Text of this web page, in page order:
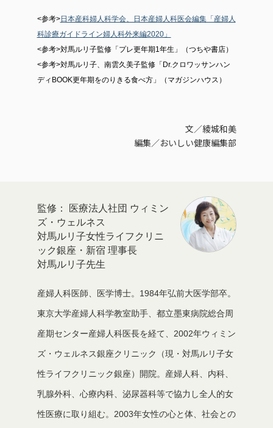
<参考>日本産科婦人科学会、日本産婦人科医会編集「産婦人
科診療ガイドライン婦人科外来編2020」
<参考>​​対馬ルリ子監修「プレ更年期1年生」（つちや書店）
<参考>対馬ルリ子、南雲久美子監修「Dr.クロワッサンハン
ディBOOK更年期をのりきる食べ方」（マガジンハウス）
文／綾城和美
編集／おいしい健康編集部
医療法人社団 ウィミン
ズ・ウェルネス
対馬ルリ子女性ライフクリニ
ック銀座・新宿 理事長
対馬ルリ子先生
産婦人科医師、医学博士。1984年弘前大医学部卒。
東京大学産婦人科学教室助手、都立墨東病院総合周
産期センター産婦人科医長を経て、2002年ウィミン
ズ・ウェルネス銀座クリニック（現・対馬ルリ子女
性ライフクリニック銀座）開院。産婦人科、内科、
乳腺外科、心療内科、泌尿器科等で協力し全人的女
性医療に取り組む。2003年女性の心と体、社会との